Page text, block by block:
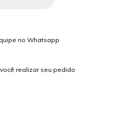
no Whatsapp
realizar seu pedido